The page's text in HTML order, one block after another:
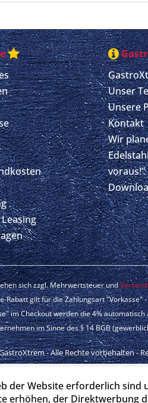
Unser
Unsere
Kontakt
Wir
voraus!“
sich zzgl. Mehrwertsteuer und
Rabatt gilt für die Zahlungsart "Vorkasse"
im Checkout werden die 4%
im Sinne des § 14 BGB
- Alle Rechte vorbehalten -
der Website erforderlich sind
erhöhen, der Direktwerbung